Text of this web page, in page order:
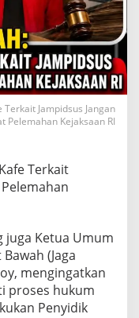
Terkait Jampidsus Jangan
Pelemahan Kejaksaan RI
Terkait
juga Ketua Umum
(Jaga
mengingatkan
proses hukum
Penyidik